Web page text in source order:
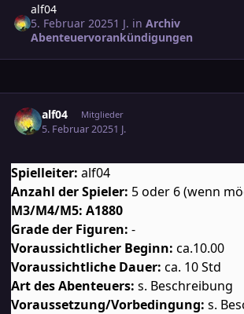
alf04
5. Februar 20251 J. inArchiv
Abenteuervorankündigungen
alf04 Mitglieder
5. Februar 20251 J.
Spielleiter: alf04
Anzahl der Spieler: 5 oder 6 (wenn
M3/M4/M5: A1880
Grade der Figuren: -
Voraussichtlicher Beginn: ca.10.00
Voraussichtliche Dauer: ca. 10 Std
Art des Abenteuers: s. Beschreibung
Voraussetzung/Vorbedingung: s.